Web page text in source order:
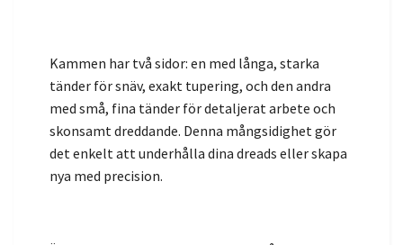
Kammen har två sidor: en med långa, starka
tänder för snäv, exakt tupering, och den andra
med små, fina tänder för detaljerat arbete och
skonsamt dreddande. Denna mångsidighet gör
det enkelt att underhålla dina dreads eller skapa
nya med precision.